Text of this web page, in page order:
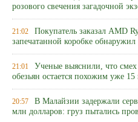
розового свечения загадочной
21:02 Покупатель заказал AMD
запечатанной коробке
21:01 Ученые выяснили, что
обезьян остается похожим уже
20:57 В Малайзии задержали
млн долларов: груз пытались